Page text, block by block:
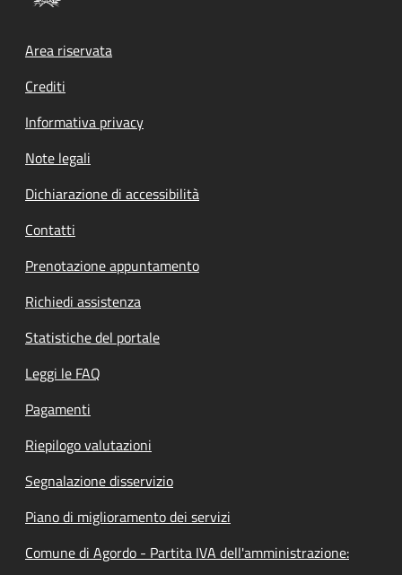
Footer menu
Area riservata
Crediti
Informativa privacy
Note legali
Dichiarazione di accessibilità
Contatti
Prenotazione appuntamento
Richiedi assistenza
Statistiche del portale
Leggi le FAQ
Pagamenti
Riepilogo valutazioni
Segnalazione disservizio
Piano di miglioramento dei servizi
Comune di Agordo - Partita IVA dell'amministrazione: